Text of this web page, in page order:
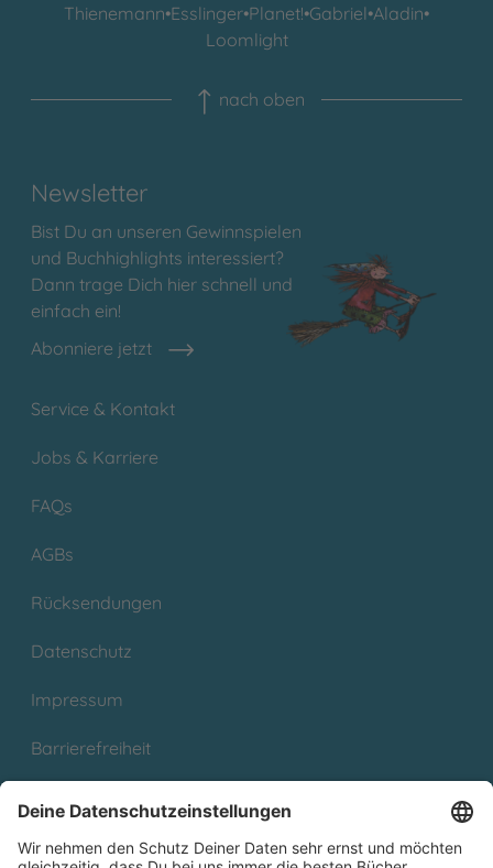
Thienemann•Esslinger•Planet!•Gabriel•Aladin•
Loomlight
nach oben
Newsletter
Bist Du an unseren Gewinnspielen
und Buchhighlights interessiert?
Dann trage Dich hier schnell und
einfach ein!
Abonniere jetzt
Service & Kontakt
Jobs & Karriere
FAQs
AGBs
Rücksendungen
Datenschutz
Impressum
Barrierefreiheit
Partnerprogramm (Affiliate)